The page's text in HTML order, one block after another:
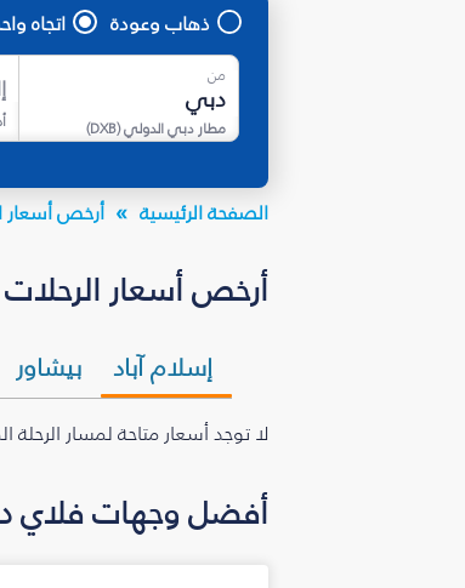
ذهاب وعودة اتجاه
من
مطار دبي الدولي(
DXB
)
الصفحة الرئيسية أرخص أسعار
أرخص أسعار
إسلام آباد بيشاور
لا توجد أسعار متاحة لمسار
أفضل وجهات فلاي